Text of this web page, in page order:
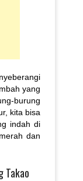
yang
burung
kita bisa
indah di
dan
Takao